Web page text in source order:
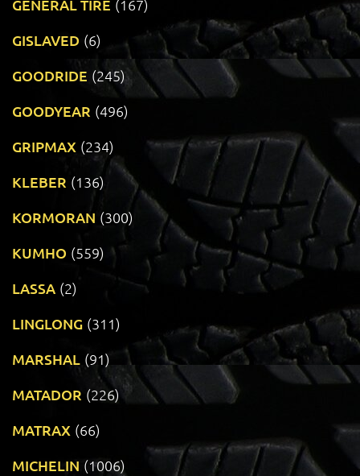
GENERAL TIRE (167)
GISLAVED (6)
GOODRIDE (245)
GOODYEAR (496)
GRIPMAX (234)
KLEBER (136)
KORMORAN (300)
KUMHO (559)
LASSA (2)
LINGLONG (311)
MARSHAL (91)
MATADOR (226)
MATRAX (66)
MICHELIN (1006)